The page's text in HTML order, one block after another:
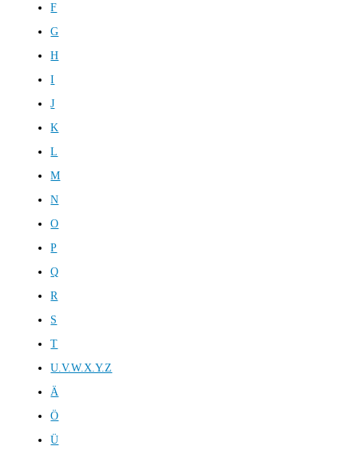
F
G
H
I
J
K
L
M
N
O
P
Q
R
S
T
U.V.W.X.Y.Z
Ä
Ö
Ü